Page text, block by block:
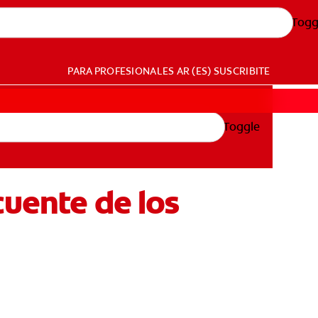
PARA PROFESIONALES AR (ES) SUSCRIBITE
Toggle
de los